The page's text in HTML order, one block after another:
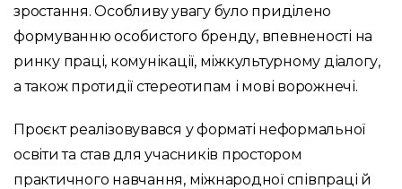
зростання. Особливу увагу було приділено
формуванню особистого бренду, впевненості на
ринку праці, комунікації, міжкультурному діалогу,
а також протидії стереотипам і мові ворожнечі.
Проєкт реалізовувався у форматі неформальної
освіти та став для учасників простором
практичного навчання, міжнародної співпраці й